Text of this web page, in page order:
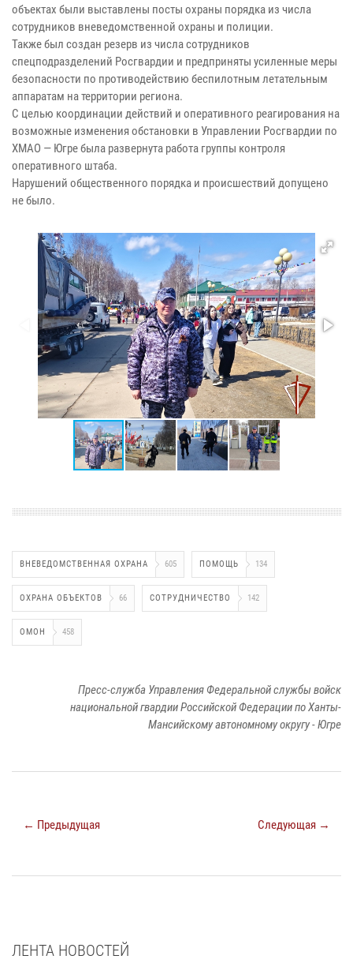
объектах были выставлены посты охраны порядка из числа
сотрудников вневедомственной охраны и полиции.
Также был создан резерв из числа сотрудников
спецподразделений Росгвардии и предприняты усиленные меры
безопасности по противодействию беспилотным летательным
аппаратам на территории региона.
С целью координации действий и оперативного реагирования на
возможные изменения обстановки в Управлении Росгвардии по
ХМАО — Югре была развернута работа группы контроля
оперативного штаба.
Нарушений общественного порядка и происшествий допущено
не было.
ВНЕВЕДОМСТВЕННАЯ ОХРАНА 605 ПОМОЩЬ 134
ОХРАНА ОБЪЕКТОВ 66 СОТРУДНИЧЕСТВО 142
ОМОН 458
Пресс-служба Управления Федеральной службы войск
национальной гвардии Российской Федерации по Ханты-
Мансийскому автономному округу - Югре
← Предыдущая Следующая →
ЛЕНТА НОВОСТЕЙ